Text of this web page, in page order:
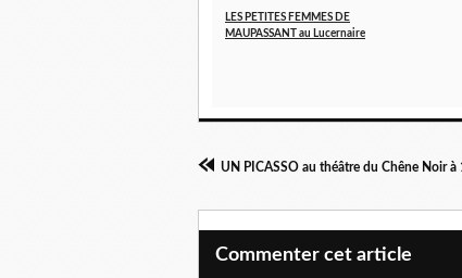
LES PETITES FEMMES DE
MAUPASSANT au Lucernaire
Commenter cet article